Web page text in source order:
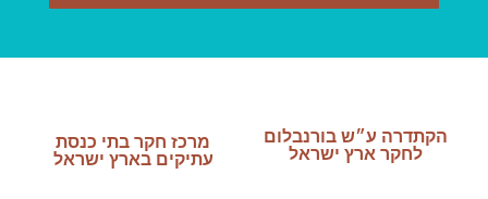
הקתדרה ע״ש בורנבלום
לחקר ארץ ישראל
מרכז חקר בתי כנסת
עתיקים בארץ ישראל